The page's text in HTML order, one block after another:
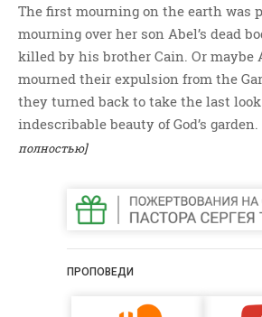
ГЛАВНАЯ
МОИ КНИГИ
СЛОВО-АУДИО
СЛОВО-ВИДЕО
ВОПРОСЫ ПАСТОРУ
Заметки
The first mourning on the earth was
mourning over her son Abel’s dead
killed by his brother Cain. Or maybe
mourned their expulsion from the
they turned back to take the last
indescribable beauty of God’s garden.
полностью]
ПРОПОВЕДИ